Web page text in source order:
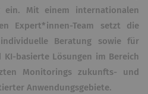
ein. Mit einem internationalen
Expert*innen-Team setzt die
Beratung sowie für
basierte Lösungen im Bereich
Monitorings zukunfts- und
Anwendungsgebiete.